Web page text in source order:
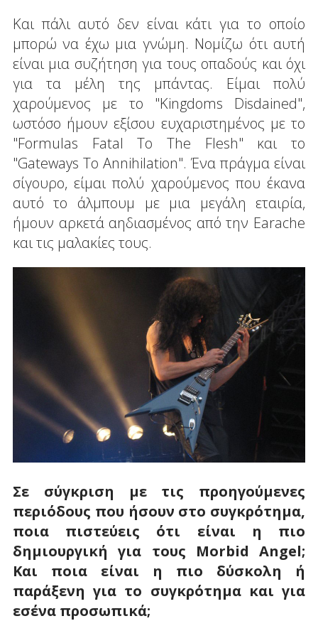
Και πάλι αυτό δεν είναι κάτι για το οποίο
μπορώ να έχω μια γνώμη. Νομίζω ότι αυτή
είναι μια συζήτηση για τους οπαδούς και όχι
για τα μέλη της μπάντας. Είμαι πολύ
χαρούμενος με το "Kingdoms Disdained",
ωστόσο ήμουν εξίσου ευχαριστημένος με το
"Formulas Fatal To The Flesh" και το
"Gateways To Annihilation". Ένα πράγμα είναι
σίγουρο, είμαι πολύ χαρούμενος που έκανα
αυτό το άλμπουμ με μια μεγάλη εταιρία,
ήμουν αρκετά αηδιασμένος από την Earache
και τις μαλακίες τους.
Σε σύγκριση με τις προηγούμενες
περιόδους που ήσουν στο συγκρότημα,
ποια πιστεύεις ότι είναι η πιο
δημιουργική για τους Morbid Angel;
Και ποια είναι η πιο δύσκολη ή
παράξενη για το συγκρότημα και για
εσένα προσωπικά;